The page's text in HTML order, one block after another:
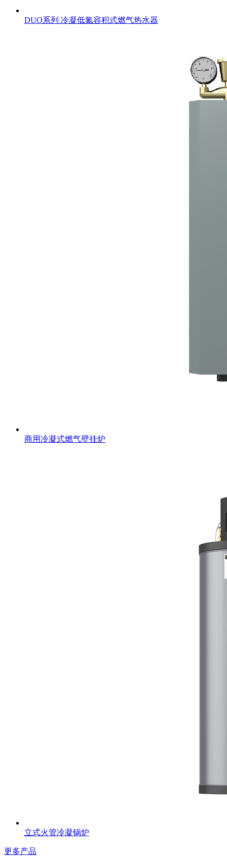
DUO系列 冷凝低氮容积式燃气热水器
商用冷凝式燃气壁挂炉
立式火管冷凝锅炉
更多产品